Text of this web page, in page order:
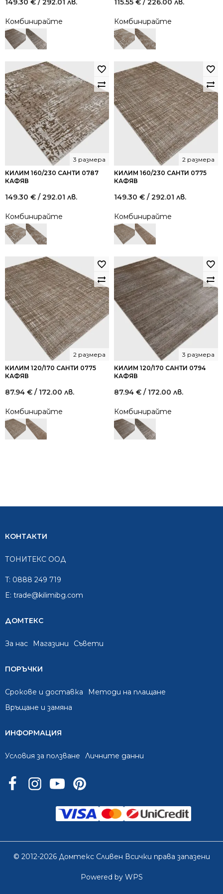
149.30 € / 292.01 лв.
Комбинирайте
115.55 € / 226.00 лв.
Комбинирайте
КИЛИМ 160/230 САНТИ 0787
КАФЯВ
3 размера
149.30 € / 292.01 лв.
Комбинирайте
КИЛИМ 160/230 САНТИ 0775
КАФЯВ
2 размера
149.30 € / 292.01 лв.
Комбинирайте
КИЛИМ 120/170 САНТИ 0775
КАФЯВ
2 размера
87.94 € / 172.00 лв.
Комбинирайте
КИЛИМ 120/170 САНТИ 0794
КАФЯВ
3 размера
87.94 € / 172.00 лв.
Комбинирайте
КОНТАКТИ
ТОНИТЕКС ООД
T: 0888 249 719
E: trade@kilimibg.com
ДОМТЕКС
За нас Mагазини Съвети
ПОРЪЧКИ
Срокове и доставка
Методи на плащане
Връщане и замяна
ИНФОРМАЦИЯ
Условия за ползване Личните данни
© 2012-2026 Домтекс Сливен Всички права запазени
Powered by WPS